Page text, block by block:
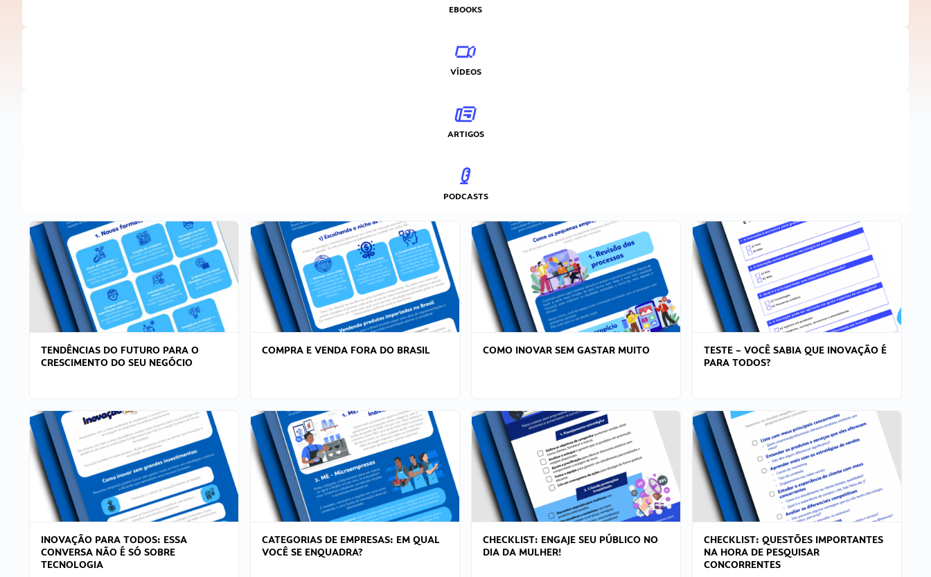
EBOOKS
VÍDEOS
ARTIGOS
PODCASTS
TENDÊNCIAS DO FUTURO PARA O
CRESCIMENTO DO SEU NEGÓCIO
COMPRA E VENDA FORA DO BRASIL COMO INOVAR SEM GASTAR MUITO
TESTE – VOCÊ SABIA QUE INOVAÇÃO É
PARA TODOS?
INOVAÇÃO PARA TODOS: ESSA
CONVERSA NÃO É SÓ SOBRE
TECNOLOGIA
CATEGORIAS DE EMPRESAS: EM QUAL
VOCÊ SE ENQUADRA?
CHECKLIST: ENGAJE SEU PÚBLICO NO
DIA DA MULHER!
CHECKLIST: QUESTÕES IMPORTANTES
NA HORA DE PESQUISAR
CONCORRENTES